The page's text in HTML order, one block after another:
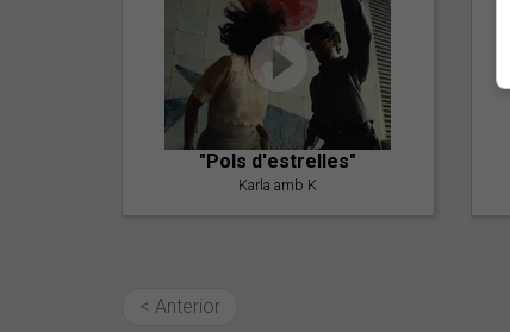
"Pols d'estrelles"
Karla amb K
< Anterior